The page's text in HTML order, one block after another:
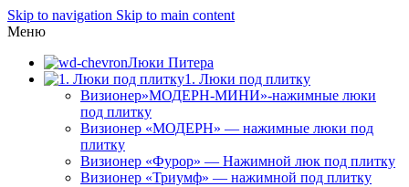
Skip to navigation Skip to main content
Меню
Люки Питера
1. Люки под плитку
Визионер»МОДЕРН-МИНИ»-нажимные люки
под плитку
Визионер «МОДЕРН» — нажимные люки под
плитку
Визионер «Фурор» — Нажимной люк под плитку
Визионер «Триумф» — нажимной под плитку